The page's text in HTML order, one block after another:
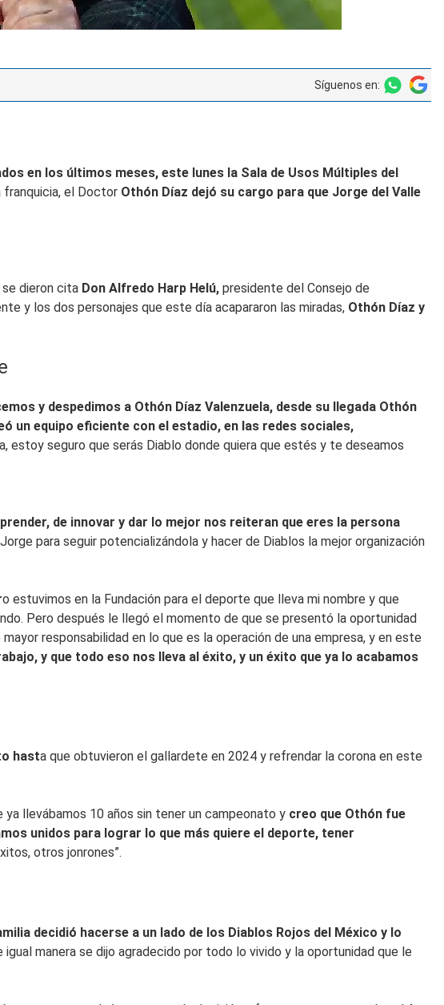
Síguenos en:
en los últimos meses, este lunes la Sala de Usos Múltiples del
franquicia, el Doctor Othón Díaz dejó su cargo para que Jorge del Valle
dieron cita Don Alfredo Harp Helú, presidente del Consejo de
y los dos personajes que este día acapararon las miradas, Othón Díaz y
y despedimos a Othón Díaz Valenzuela, desde su llegada Othón
un equipo eficiente con el estadio, en las redes sociales,
estoy seguro que serás Diablo donde quiera que estés y te deseamos
de innovar y dar lo mejor nos reiteran que eres la persona
para seguir potencializándola y hacer de Diablos la mejor organización
o estuvimos en la Fundación para el deporte que lleva mi nombre y que
Pero después le llegó el momento de que se presentó la oportunidad
responsabilidad en lo que es la operación de una empresa, y en este
y que todo eso nos lleva al éxito, y un éxito que ya lo acabamos
hasta que obtuvieron el gallardete en 2024 y refrendar la corona en este
llevábamos 10 años sin tener un campeonato y creo que Othón fue
unidos para lograr lo que más quiere el deporte, tener
otros jonrones”.
decidió hacerse a un lado de los Diablos Rojos del México y lo
manera se dijo agradecido por todo lo vivido y la oportunidad que le